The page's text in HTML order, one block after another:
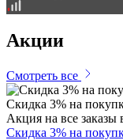
Акции
Смотреть все
Скидка 3% на
Акция на все заказы
Скидка 3% на